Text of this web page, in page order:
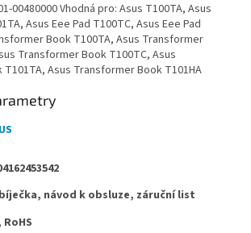
00480000 Vhodná pro: Asus T100TA, Asus
Asus Eee Pad T100TC, Asus Eee Pad
Book T100TA, Asus Transformer
Transformer Book T100TC, Asus
Asus Transformer Book T101HA
návod k obsluze, záruční list
RoHS